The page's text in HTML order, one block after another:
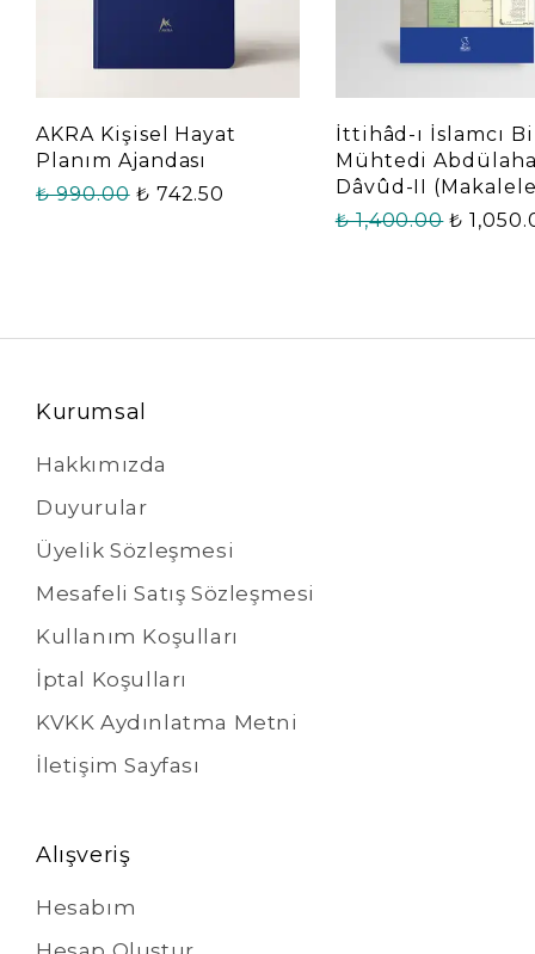
AKRA Kişisel Hayat
Planım Ajandası
₺ 990.00 ₺ 742.50
İttihâd-ı İslamcı
Mühtedi
Dâvûd-II
₺ 1,400.00 ₺
Kurumsal
Hakkımızda
Duyurular
Üyelik Sözleşmesi
Mesafeli Satış Sözleşmesi
Kullanım Koşulları
İptal Koşulları
KVKK Aydınlatma Metni
İletişim Sayfası
Alışveriş
Hesabım